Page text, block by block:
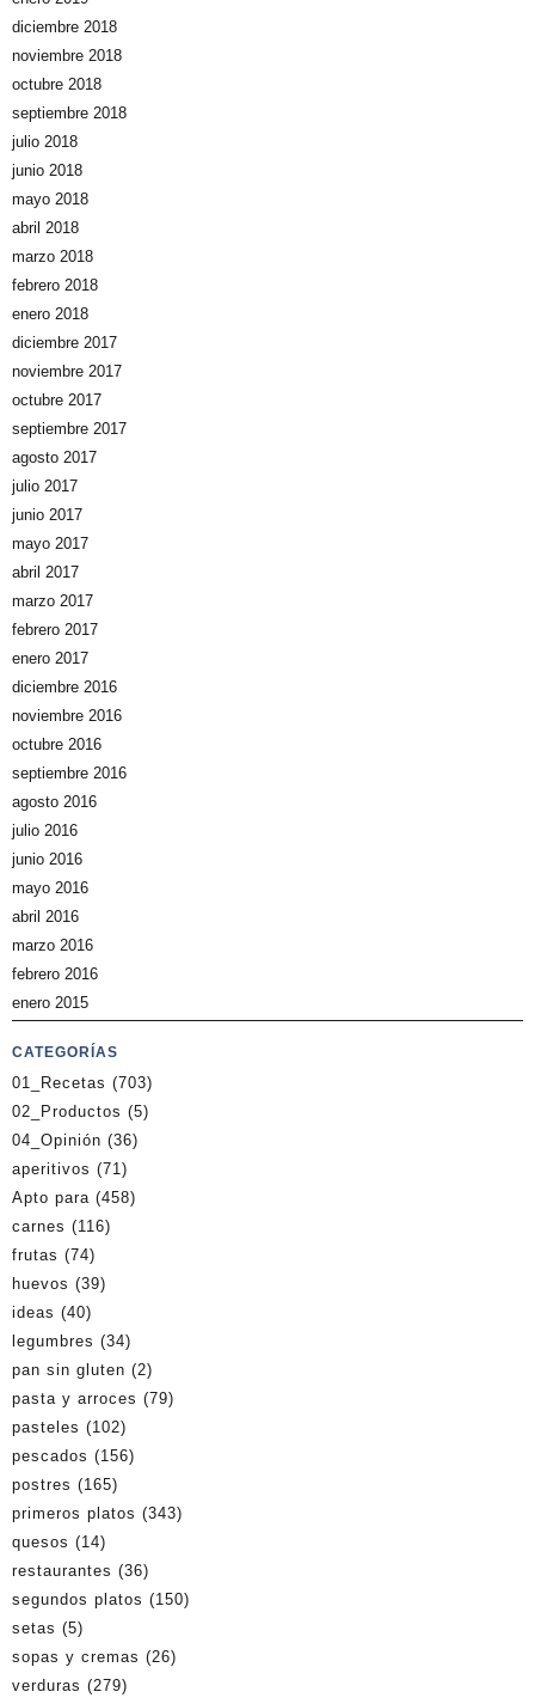
diciembre 2018
noviembre 2018
octubre 2018
septiembre 2018
julio 2018
junio 2018
mayo 2018
abril 2018
marzo 2018
febrero 2018
enero 2018
diciembre 2017
noviembre 2017
octubre 2017
septiembre 2017
agosto 2017
julio 2017
junio 2017
mayo 2017
abril 2017
marzo 2017
febrero 2017
enero 2017
diciembre 2016
noviembre 2016
octubre 2016
septiembre 2016
agosto 2016
julio 2016
junio 2016
mayo 2016
abril 2016
marzo 2016
febrero 2016
enero 2015
CATEGORÍAS
01_Recetas (703)
02_Productos (5)
04_Opinión (36)
aperitivos (71)
Apto para (458)
carnes (116)
frutas (74)
huevos (39)
ideas (40)
legumbres (34)
pan sin gluten (2)
pasta y arroces (79)
pasteles (102)
pescados (156)
postres (165)
primeros platos (343)
quesos (14)
restaurantes (36)
segundos platos (150)
setas (5)
sopas y cremas (26)
verduras (279)